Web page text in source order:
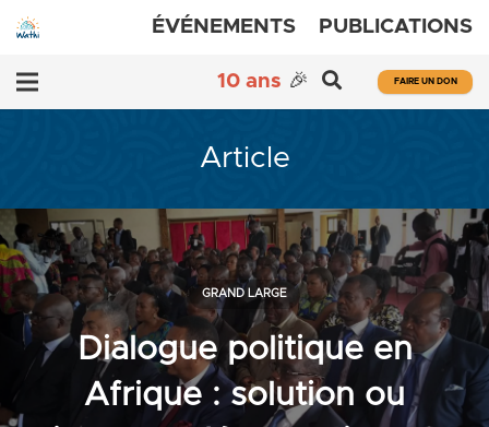
ÉVÉNEMENTS PUBLICATIONS
10 ans 🎉 FAIRE UN DON
Article
Dialogue politique en
Afrique : solution ou
GRAND LARGE